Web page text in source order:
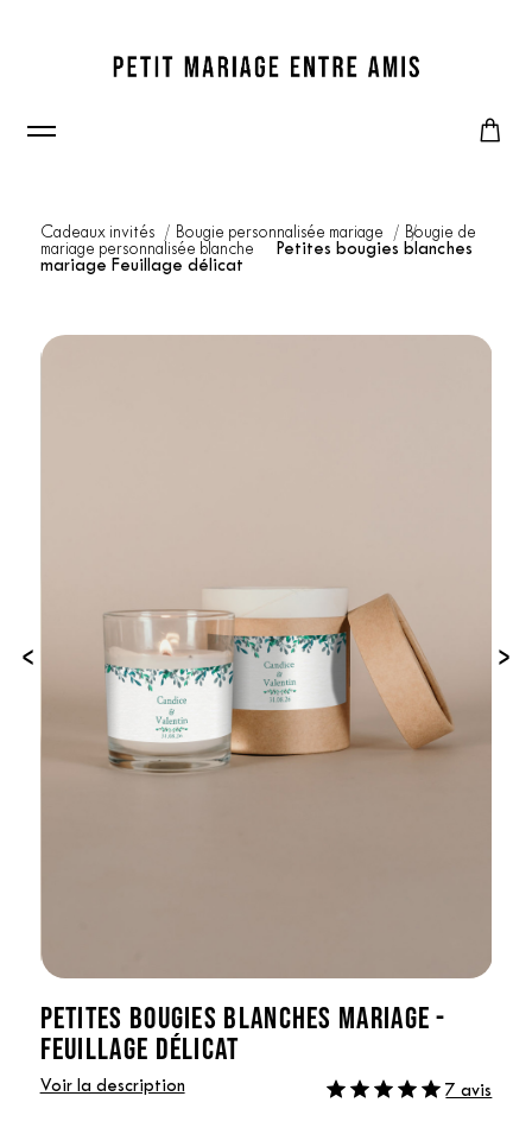
Cadeaux invités Bougie personnalisée mariage
Bougie de
mariage personnalisée blanche
Petites bougies blanches
mariage Feuillage délicat
‹ ›
PETITES BOUGIES BLANCHES MARIAGE -
FEUILLAGE DÉLICAT
Voir la description 7 avis